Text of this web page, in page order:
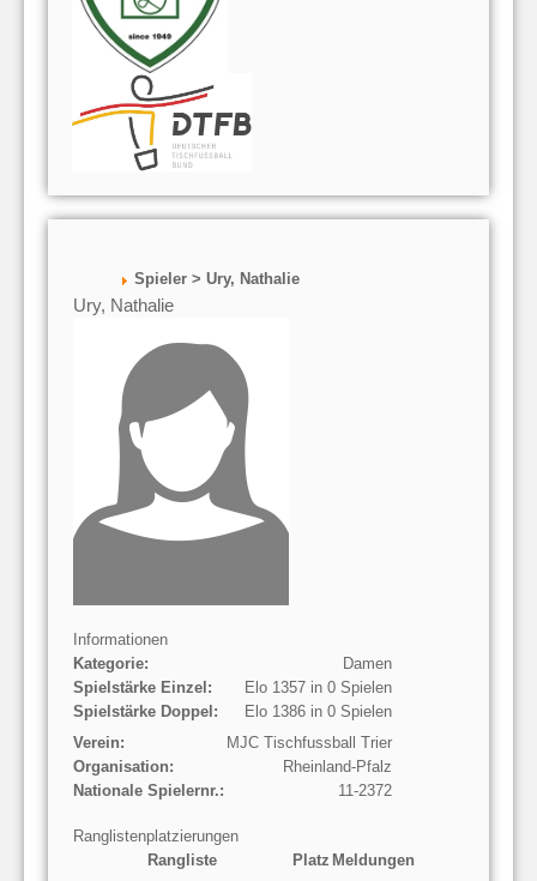
Spieler > Ury, Nathalie
Ury, Nathalie
Informationen
Kategorie:
Damen
Spielstärke Einzel:
Elo 1357 in 0 Spielen
Spielstärke Doppel:
Elo 1386 in 0 Spielen
Verein:
MJC Tischfussball Trier
Organisation:
Rheinland-Pfalz
Nationale Spielernr.:
11-2372
Ranglistenplatzierungen
Rangliste
Platz Meldungen